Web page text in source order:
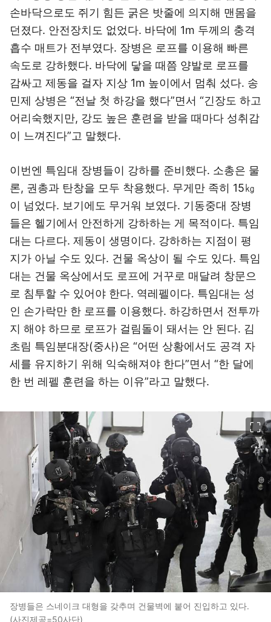
손바닥으로도 쥐기 힘든 굵은 밧줄에 의지해 맨몸을
던졌다. 안전장치도 없었다. 바닥에 1m 두께의 충격
흡수 매트가 전부였다. 장병은 로프를 이용해 빠른
속도로 강하했다. 바닥에 닿을 때쯤 양발로 로프를
감싸고 제동을 걸자 지상 1m 높이에서 멈춰 섰다. 송
민제 상병은 “전날 첫 하강을 했다”면서 “긴장도 하고
어리숙했지만, 강도 높은 훈련을 받을 때마다 성취감
이 느껴진다”고 말했다.
이번엔 특임대 장병들이 강하를 준비했다. 소총은 물
론, 권총과 탄창을 모두 착용했다. 무게만 족히 15㎏
이 넘었다. 보기에도 무거워 보였다. 기동중대 장병
들은 헬기에서 안전하게 강하하는 게 목적이다. 특임
대는 다르다. 제동이 생명이다. 강하하는 지점이 평
지가 아닐 수도 있다. 건물 옥상이 될 수도 있다. 특임
대는 건물 옥상에서도 로프에 거꾸로 매달려 창문으
로 침투할 수 있어야 한다. 역레펠이다. 특임대는 성
인 손가락만 한 로프를 이용했다. 하강하면서 전투까
지 해야 하므로 로프가 걸림돌이 돼서는 안 된다. 김
초림 특임분대장(중사)은 “어떤 상황에서도 공격 자
세를 유지하기 위해 익숙해져야 한다”면서 “한 달에
한 번 레펠 훈련을 하는 이유”라고 말했다.
장병들은 스네이크 대형을 갖추며 건물벽에 붙어 진입하고 있다.
(사진제공=50사단)